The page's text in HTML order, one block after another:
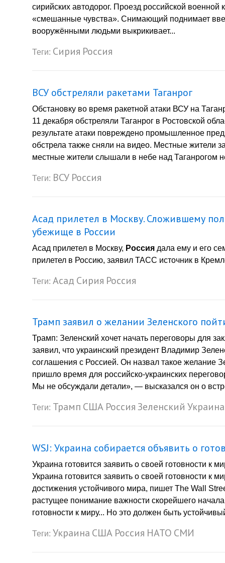
сирийских автодорог. Проезд российской
«смешанные чувства». Снимающий поднимает
вооружёнными людьми выкрикивает...
Теги: Сирия Россия
ВСУ обстреляли ракетами Таганрог
Обстановку во время ракетной атаки ВСУ на
11 декабря обстреляли Таганрог в Ростовской
результате атаки повреждено промышленное
обстрела также сняли на видео. Местные жители
местные жители слышали в небе над Таганрогом
Теги: ВСУ Россия
Асад прилетел в Москву. Сложившему
убежище в России
Асад прилетел в Москву, Россия дала ему и его
прилетел в Россию, заявил ТАСС источник в
Теги: Асад Сирия Россия
Трамп заявил о желании Зеленского
Трамп: Зеленский хочет начать переговоры для
заявил, что украинский президент Владимир
соглашения с Россией. Он назвал такое желание
пришло время для российско-украинских
Мы не обсуждали детали», — высказался он о
Теги: Трамп США Россия Зеленский Украина
WSJ: Украина собирается объявить о
Украина готовится заявить о своей готовности
Украина готовится заявить о своей готовности к
достижения устойчивого мира, пишет The Wall
растущее понимание важности скорейшего
готовности к миру... Но это должен быть
Теги: Украина США Россия НАТО СМИ